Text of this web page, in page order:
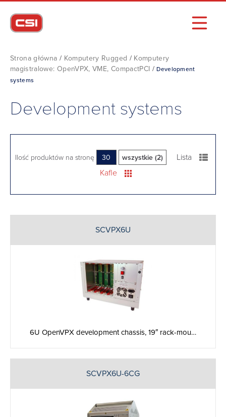
Strona główna / Komputery Rugged / Komputery
magistralowe: OpenVPX, VME, CompactPCI /Development
systems
Development systems
Ilość produktów na stronę 30 wszystkie (2)
Lista
Kafle
SCVPX6U
6U OpenVPX development chassis, 19″ rack-mou…
SCVPX6U-6CG